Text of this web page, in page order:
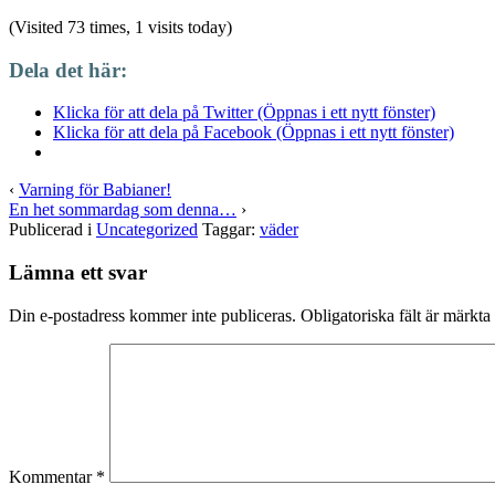
(Visited 73 times, 1 visits today)
Dela det här:
Klicka för att dela på Twitter (Öppnas i ett nytt fönster)
Klicka för att dela på Facebook (Öppnas i ett nytt fönster)
‹ Varning för Babianer!
En het sommardag som denna… ›
Publicerad i Uncategorized Taggar: väder
Lämna ett svar
Din e-postadress kommer inte publiceras. Obligatoriska fält är märkta
Kommentar *